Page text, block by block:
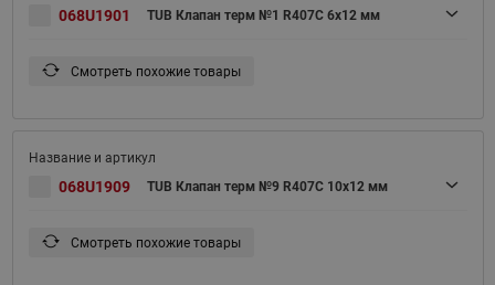
068U1901 TUB Клапан терм №1 R407C 6x12 мм
Смотреть похожие товары
068U1909 TUB Клапан терм №9 R407C 10x12 мм
Смотреть похожие товары